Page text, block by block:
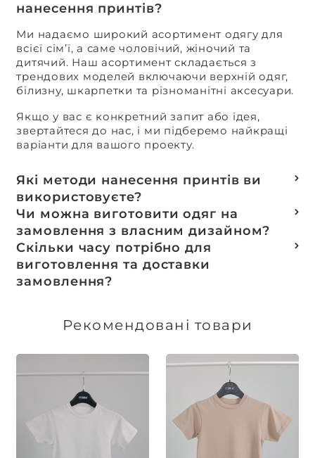
нанесення принтів?
Ми надаємо широкий асортимент одягу для
всієї сім’ї, а саме чоловічий, жіночий та
дитячий. Наш асортимент складається з
трендових моделей включаючи верхній одяг,
білизну, шкарпетки та різноманітні аксесуари.
Якщо у вас є конкретний запит або ідея,
звертайтеся до нас, і ми підберемо найкращі
варіанти для вашого проекту.
Які методи нанесення принтів ви
використовуєте?
Термотранферний
Шовкотрафаретний
DTF – друк
Машинна вишивка
Чи можна виготовити одяг на
замовлення з власним дизайном?
Так, ми спеціалізуємося на розробці колекцій
та мерчу під ключ, цей процес включає підбір
тканин, розробку лекал, дизай та
завершується пошиттям готового виробу.
Скільки часу потрібно для
виготовлення та доставки
замовлення?
виготовлення індивідуальних замовлень
Рекомендовані товари